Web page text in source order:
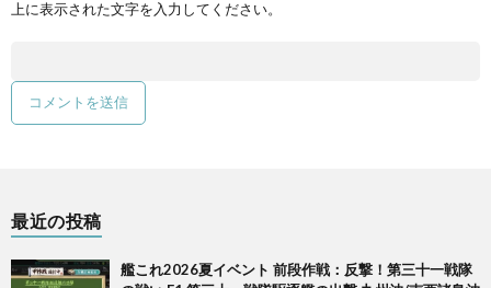
上に表示された文字を入力してください。
最近の投稿
艦これ2026夏イベント 前段作戦：反撃！第三十一戦隊